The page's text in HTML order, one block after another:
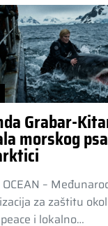
Grabar-
morskog
OCEAN –
za zaštitu
i lokalno…